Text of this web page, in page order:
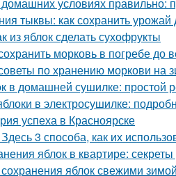
тыквы: как сохранить
из яблок сделать сухофрукты
морковь в погребе до
по хранению моркови на
в домашней сушилке: простой
в электросушилке:
успеха в Красноярске
3 способа, как их
яблок в квартире: секреты
яблок свежими зимой